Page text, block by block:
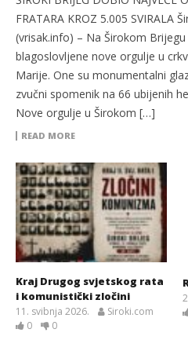
FRATARA KROZ 5.005 SVIRALA
(vrisak.info) – Na Širokom
blagoslovljene nove orgulje u
Marije. One su monumentalni
zvučni spomenik na 66 ubijenih
Nove orgulje u Širokom […]
READ MORE
Kraj Drugog svjetskog rata
i komunistički zločini
11. svibnja 2026.
Siroki.com
0
0